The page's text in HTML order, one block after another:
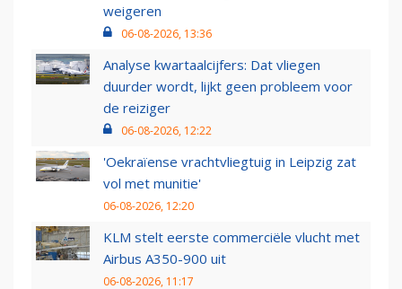
weigeren
06-08-2026, 13:36
Analyse kwartaalcijfers: Dat vliegen
duurder wordt, lijkt geen probleem voor
de reiziger
06-08-2026, 12:22
'Oekraïense vrachtvliegtuig in Leipzig zat
vol met munitie'
06-08-2026, 12:20
KLM stelt eerste commerciële vlucht met
Airbus A350-900 uit
06-08-2026, 11:17